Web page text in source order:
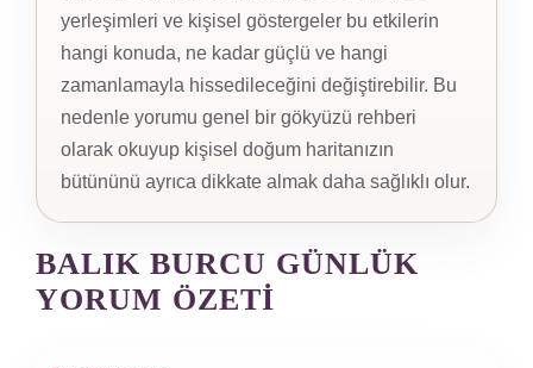
yerleşimleri ve kişisel göstergeler bu etkilerin
hangi konuda, ne kadar güçlü ve hangi
zamanlamayla hissedileceğini değiştirebilir. Bu
nedenle yorumu genel bir gökyüzü rehberi
olarak okuyup kişisel doğum haritanızın
bütününü ayrıca dikkate almak daha sağlıklı olur.
BALIK BURCU GÜNLÜK
YORUM ÖZETI